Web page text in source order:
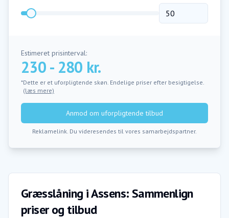
Estimeret prisinterval:
230 - 280 kr.
*Dette er et uforpligtende skøn. Endelige priser efter besigtigelse.
(læs mere)
Anmod om uforpligtende tilbud
Reklamelink. Du videresendes til vores samarbejdspartner.
Græsslåning i Assens: Sammenlign
priser og tilbud